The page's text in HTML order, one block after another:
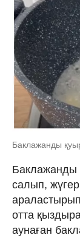
Баклажанды
Баклажанды
салып,
отта
аунаған